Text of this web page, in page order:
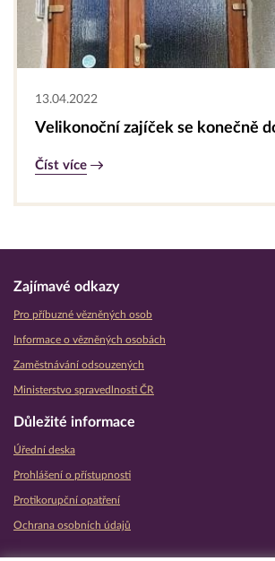
13.04.2022
Velikonoční zajíček se konečně
Číst více
Zajímavé odkazy
Pro příbuzné vězněných osob
Informace o vězněných osobách
Zaměstnávání odsouzených
Ministerstvo spravedlnosti ČR
Důležité informace
Úřední deska
Prohlášení o přístupnosti
Protikorupční opatření
Ochrana osobních údajů